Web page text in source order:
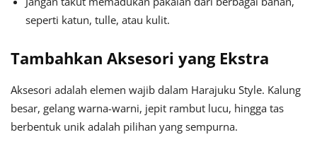
seperti katun, tulle, atau kulit.
Tambahkan Aksesori yang Ekstra
Aksesori adalah elemen wajib dalam Harajuku Style. Kalung
besar, gelang warna-warni, jepit rambut lucu, hingga tas
berbentuk unik adalah pilihan yang sempurna.